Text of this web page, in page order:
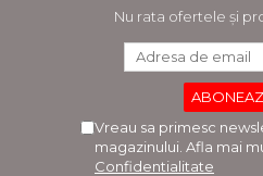
Nu rata ofertele și
Vreau sa primesc
magazinului. Afla mai
Confidentialitate